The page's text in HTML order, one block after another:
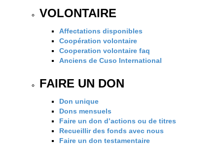
VOLONTAIRE
Affectations disponibles
Coopération volontaire
Cooperation volontaire faq
Anciens de Cuso International
FAIRE UN DON
Don unique
Dons mensuels
Faire un don d’actions ou de titres
Recueillir des fonds avec nous
Faire un don testamentaire